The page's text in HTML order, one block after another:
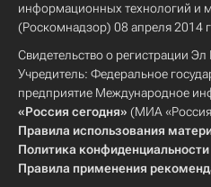
информационных технологий и
(Роскомнадзор) 08 апреля 2014
Свидетельство о регистрации
Учредитель: Федеральное
предприятие Международное
«Россия сегодня» (МИА «Россия
Правила использования
Политика конфиденциальности
Правила применения